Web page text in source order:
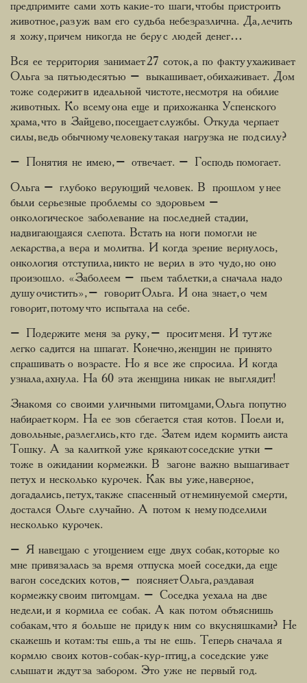
предпримите сами хоть какие-то шаги, чтобы пристроить
животное, раз уж вам его судьба небезразлична. Да, лечить
я хожу, причем никогда не беру с людей денег…
Вся ее территория занимает 27 соток, а по факту ухаживает
Ольга за пятьюдесятью – выкашивает, обихаживает. Дом
тоже содержит в идеальной чистоте, несмотря на обилие
животных. Ко всему она еще и прихожанка Успенского
храма, что в Зайцево, посещает службы. Откуда черпает
силы, ведь обычному человеку такая нагрузка не под силу?
– Понятия не имею, – отвечает. – Господь помогает.
Ольга – глубоко верующий человек. В прошлом у нее
были серьезные проблемы со здоровьем –
онкологическое заболевание на последней стадии,
надвигающаяся слепота. Встать на ноги помогли не
лекарства, а вера и молитва. И когда зрение вернулось,
онкология отступила, никто не верил в это чудо, но оно
произошло. «Заболеем – пьем таблетки, а сначала надо
душу очистить», – говорит Ольга. И она знает, о чем
говорит, потому что испытала на себе.
– Подержите меня за руку, – просит меня. И тут же
легко садится на шпагат. Конечно, женщин не принято
спрашивать о возрасте. Но я все же спросила. И когда
узнала, ахнула. На 60 эта женщина никак не выглядит!
Знакомя со своими уличными питомцами, Ольга попутно
набирает корм. На ее зов сбегается стая котов. Поели и,
довольные, разлеглись, кто где. Затем идем кормить аиста
Тошку. А за калиткой уже крякают соседские утки –
тоже в ожидании кормежки. В загоне важно вышагивает
петух и несколько курочек. Как вы уже, наверное,
догадались, петух, также спасенный от неминуемой смерти,
достался Ольге случайно. А потом к нему подселили
несколько курочек.
– Я навещаю с угощением еще двух собак, которые ко
мне привязалась за время отпуска моей соседки, да еще
вагон соседских котов, – поясняет Ольга, раздавая
кормежку своим питомцам. – Соседка уехала на две
недели, и я кормила ее собак. А как потом объяснишь
собакам, что я больше не приду к ним со вкусняшками? Не
скажешь и котам: ты ешь, а ты не ешь. Теперь сначала я
кормлю своих котов-собак-кур-птиц, а соседские уже
слышат и ждут за забором. Это уже не первый год.